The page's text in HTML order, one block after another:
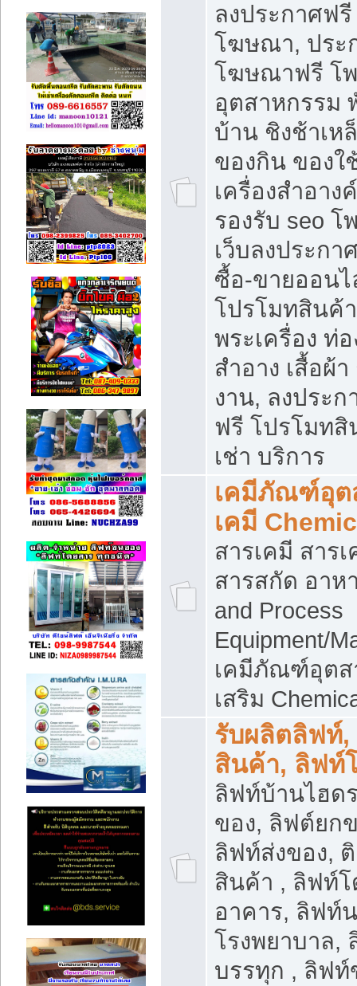
ลงประกาศฟ
โฆษณา, ประ
โฆษณาฟรี โ
อุตสาหกรรม
บ้าน ชิงช้าเห
ของกิน ของใ
เครื่องสำอา
รองรับ seo โ
เว็บลงประก
ซื้อ-ขายออน
โปรโมทสินค้
พระเครื่อง ท่อ
สำอาง เสื้อผ้
งาน, ลงประ
ฟรี โปรโมท
เช่า บริการ
เคมีภัณฑ์อุต
เคมี
สารเคมี สาร
สารสกัด อาห
and Process
Equipment/
เคมีภัณฑ์อุตส
เสริม
รับผลิตลิฟท์
สินค้า, ลิฟท์
ลิฟท์บ้านไฮด
ของ, ลิฟต์ยก
ลิฟท์ส่งของ,
สินค้า , ลิฟท์
อาคาร, ลิฟท์
โรงพยาบาล,
บรรทุก , ลิฟ